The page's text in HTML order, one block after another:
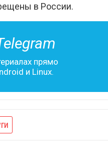
в России.
прямо
и Linux.